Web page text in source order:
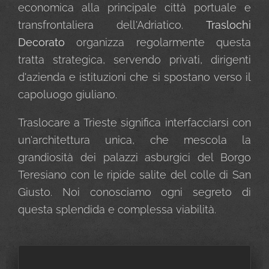
economica alla principale città portuale e
transfrontaliera dell'Adriatico. Traslochi
Decorato organizza regolarmente questa
tratta strategica, servendo privati, dirigenti
d'azienda e istituzioni che si spostano verso il
capoluogo giuliano.
Traslocare a Trieste significa interfacciarsi con
un'architettura unica, che mescola la
grandiosità dei palazzi asburgici del Borgo
Teresiano con le ripide salite del colle di San
Giusto. Noi conosciamo ogni segreto di
questa splendida e complessa viabilità.